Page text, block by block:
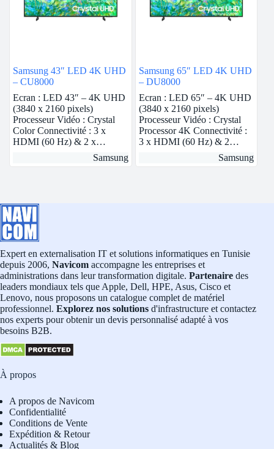
Samsung 43″ LED 4K UHD
– CU8000
Ecran : LED 43″ – 4K UHD
(3840 x 2160 pixels)
Processeur Vidéo : Crystal
Color Connectivité : 3 x
HDMI (60 Hz) & 2 x…
Samsung
Samsung 65″ LED 4K UHD
– DU8000
Ecran : LED 65″ – 4K UHD
(3840 x 2160 pixels)
Processeur Vidéo : Crystal
Processor 4K Connectivité :
3 x HDMI (60 Hz) & 2…
Samsung
Expert en externalisation IT et solutions informatiques en Tunisie
depuis 2006, Navicom accompagne les entreprises et
administrations dans leur transformation digitale. Partenaire des
leaders mondiaux tels que Apple, Dell, HPE, Asus, Cisco et
Lenovo, nous proposons un catalogue complet de matériel
professionnel. Explorez nos solutions d'infrastructure et contactez
nos experts pour obtenir un devis personnalisé adapté à vos
besoins B2B.
À propos
A propos de Navicom
Confidentialité
Conditions de Vente
Expédition & Retour
Actualités & Blog